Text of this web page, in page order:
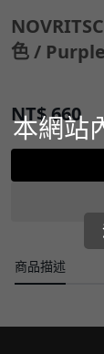
色 /
NT$660
商品描述
本網站